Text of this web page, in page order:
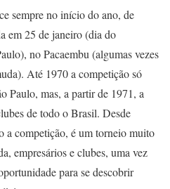
sempre no início do ano, de
em 25 de janeiro (dia do
no Pacaembu (algumas vezes
Até 1970 a competição só
Paulo, mas, a partir de 1971, a
de todo o Brasil. Desde
a competição, é um torneio muito
empresários e clubes, uma vez
para se descobrir